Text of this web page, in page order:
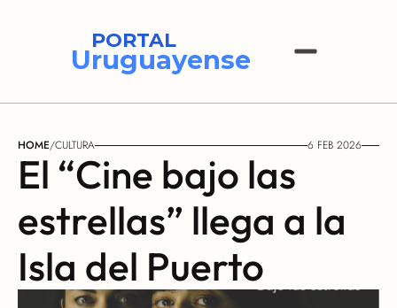
PORTAL
Uruguayense
HOME/CULTURA 6 FEB 2026
El “Cine bajo las
estrellas” llega a la
Isla del Puerto